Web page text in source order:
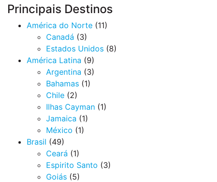
Principais Destinos
América do Norte (11)
Canadá (3)
Estados Unidos (8)
América Latina (9)
Argentina (3)
Bahamas (1)
Chile (2)
Ilhas Cayman (1)
Jamaica (1)
México (1)
Brasil (49)
Ceará (1)
Espirito Santo (3)
Goiás (5)